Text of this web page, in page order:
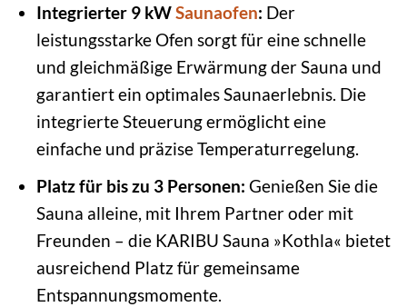
Integrierter 9 kWSaunaofen: Der
leistungsstarke Ofen sorgt für eine schnelle
und gleichmäßige Erwärmung der Sauna und
garantiert ein optimales Saunaerlebnis. Die
integrierte Steuerung ermöglicht eine
einfache und präzise Temperaturregelung.
Platz für bis zu 3 Personen: Genießen Sie die
Sauna alleine, mit Ihrem Partner oder mit
Freunden – die KARIBU Sauna »Kothla« bietet
ausreichend Platz für gemeinsame
Entspannungsmomente.